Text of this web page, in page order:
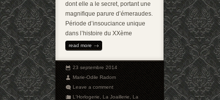
dont elle a le secret, portant une
magnifique parure d’émeraudes.
Période d’insouciance unique
dans l’histoire du XXème
read more
23 septembre 2014
Marie-Odile Radom
Leave a comment
L'Horlogerie,La Joaillerie,La